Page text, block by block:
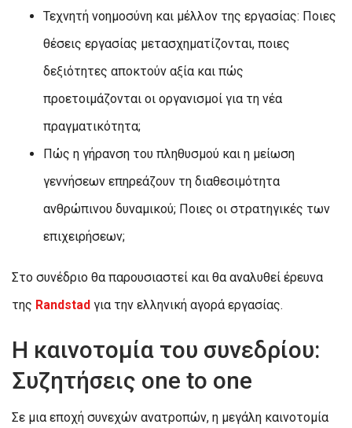
Τεχνητή νοημοσύνη και μέλλον της εργασίας: Ποιες
θέσεις εργασίας μετασχηματίζονται, ποιες
δεξιότητες αποκτούν αξία και πώς
προετοιμάζονται οι οργανισμοί για τη νέα
πραγματικότητα;
Πώς η γήρανση του πληθυσμού και η μείωση
γεννήσεων επηρεάζουν τη διαθεσιμότητα
ανθρώπινου δυναμικού; Ποιες οι στρατηγικές των
επιχειρήσεων;
Στο συνέδριο θα παρουσιαστεί και θα αναλυθεί έρευνα
της Randstad για την ελληνική αγορά εργασίας.
Η καινοτομία του συνεδρίου:
Συζητήσεις one to one
Σε μια εποχή συνεχών ανατροπών, η μεγάλη καινοτομία